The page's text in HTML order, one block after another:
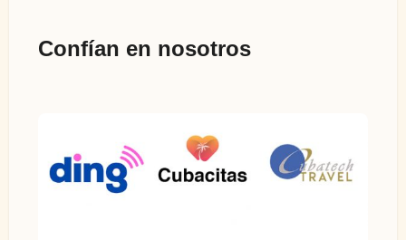
Confían en nosotros